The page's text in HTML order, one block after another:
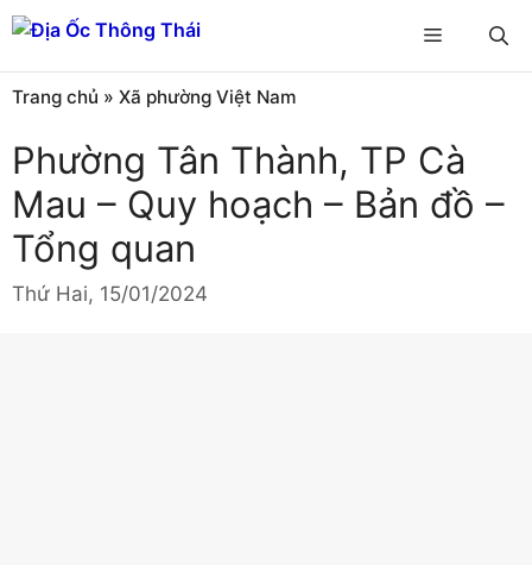
Chuyển
đến
nội
dung
Menu
Trang chủ » Xã phường Việt Nam
Phường Tân Thành, TP Cà
Mau – Quy hoạch – Bản đồ –
Tổng quan
Thứ Hai, 15/01/2024